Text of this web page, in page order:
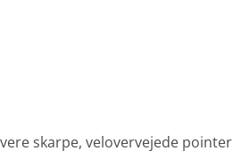
skarpe, velovervejede pointer